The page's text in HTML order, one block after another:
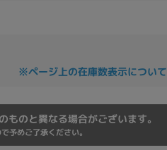
※ページ上の在庫数表示について
のと異なる場合がございます。
予めご了承ください。